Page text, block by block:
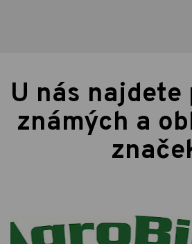
U nás
známých a